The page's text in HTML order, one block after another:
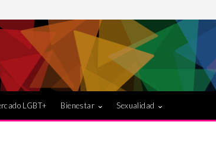
LGBT+ Bienestar Sexualidad